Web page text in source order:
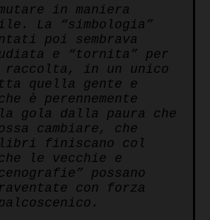
in maniera
La “simbologia”
poi sembrava
e “tornita” per
raccolta, in un unico
quella gente e
è perennemente
gola dalla paura che
cambiare, che
finiscano col
le vecchie e
possano
con forza